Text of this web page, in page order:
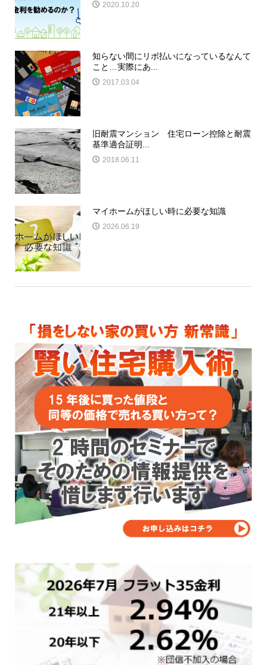
2020.10.20
知らない間にリボ払いになっているなんて
こと…実際にあ...
2017.03.04
旧耐震マンション 住宅ローン控除と耐震
基準適合証明...
2018.06.11
マイホームがほしい時に必要な知識
2026.06.19